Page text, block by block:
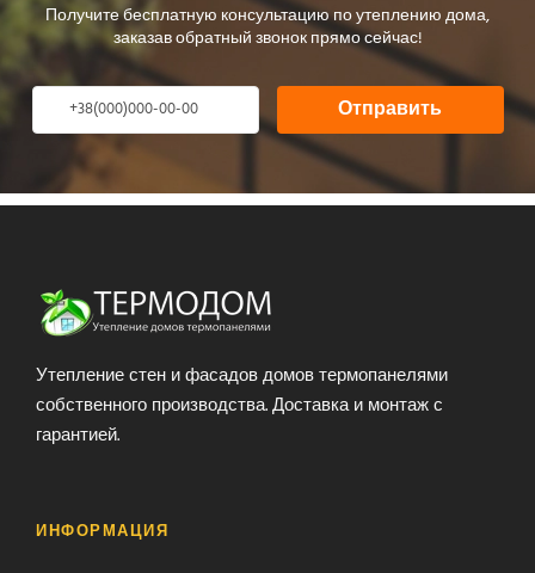
Получите бесплатную консультацию по утеплению дома,
заказав обратный звонок прямо сейчас!
Отправить
Утепление стен и фасадов домов термопанелями
собственного производства. Доставка и монтаж с
гарантией.
ИНФОРМАЦИЯ